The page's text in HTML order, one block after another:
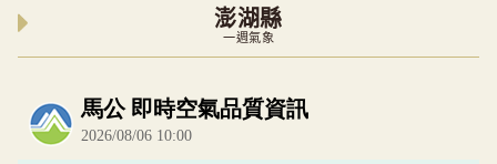
澎湖縣
一週氣象
內嵌空氣品質小工具為視覺預覽，完整即時空